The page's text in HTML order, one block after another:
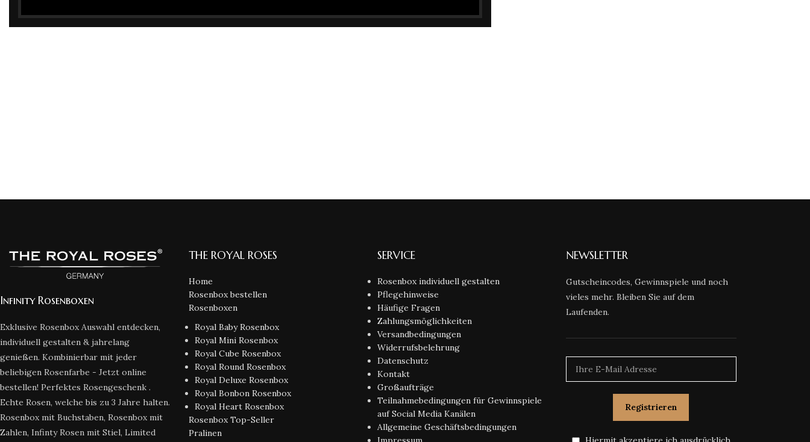
Infinity Rosenboxen
Exklusive Rosenbox Auswahl entdecken,
individuell gestalten & jahrelang
genießen. Kombinierbar mit jeder
beliebigen Rosenfarbe - Jetzt online
bestellen! Perfektes Rosengeschenk .
Echte Rosen, welche bis zu 3 Jahre halten.
Rosenbox mit Buchstaben, Rosenbox mit
Zahlen, Infinty Rosen mit Stiel, Limited
THE ROYAL ROSES
Home
Rosenbox bestellen
Rosenboxen
Royal Baby Rosenbox
Royal Mini Rosenbox
Royal Cube Rosenbox
Royal Round Rosenbox
Royal Deluxe Rosenbox
Royal Bonbon Rosenbox
Royal Heart Rosenbox
Rosenbox Top-Seller
Pralinen
SERVICE
Rosenbox individuell gestalten
Pflegehinweise
Häufige Fragen
Zahlungsmöglichkeiten
Versandbedingungen
Widerrufsbelehrung
Datenschutz
Kontakt
Großaufträge
Teilnahmebedingungen für Gewinnspiele
auf Social Media Kanälen
Allgemeine Geschäftsbedingungen
NEWSLETTER
Gutscheincodes, Gewinnspiele und noch
vieles mehr. Bleiben Sie auf dem
Laufenden.